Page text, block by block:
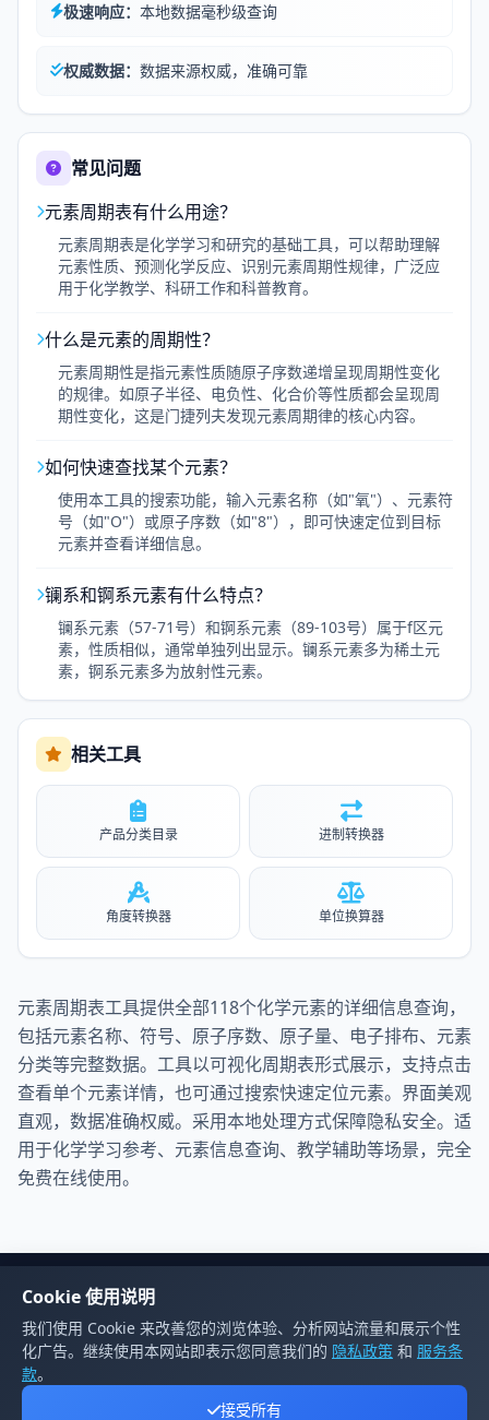
极速响应： 本地数据毫秒级查询
权威数据： 数据来源权威，准确可靠
常见问题
元素周期表有什么用途？
元素周期表是化学学习和研究的基础工具，可以帮助理解
元素性质、预测化学反应、识别元素周期性规律，广泛应
用于化学教学、科研工作和科普教育。
什么是元素的周期性？
元素周期性是指元素性质随原子序数递增呈现周期性变化
的规律。如原子半径、电负性、化合价等性质都会呈现周
期性变化，这是门捷列夫发现元素周期律的核心内容。
如何快速查找某个元素？
使用本工具的搜索功能，输入元素名称（如"氧"）、元素符
号（如"O"）或原子序数（如"8"），即可快速定位到目标
元素并查看详细信息。
镧系和锕系元素有什么特点？
镧系元素（57-71号）和锕系元素（89-103号）属于f区元
素，性质相似，通常单独列出显示。镧系元素多为稀土元
素，锕系元素多为放射性元素。
相关工具
产品分类目录 进制转换器
角度转换器 单位换算器
元素周期表工具提供全部118个化学元素的详细信息查询，
包括元素名称、符号、原子序数、原子量、电子排布、元素
分类等完整数据。工具以可视化周期表形式展示，支持点击
查看单个元素详情，也可通过搜索快速定位元素。界面美观
直观，数据准确权威。采用本地处理方式保障隐私安全。适
用于化学学习参考、元素信息查询、教学辅助等场景，完全
免费在线使用。
友情链接
源码学社 IT工具合集站 屏幕测试工具 M3U8播放器 K导航网
Cookie 使用说明
我们使用 Cookie 来改善您的浏览体验、分析网站流量和展示个性
化广告。继续使用本网站即表示您同意我们的 隐私政策 和 服务条
款。
接受所有